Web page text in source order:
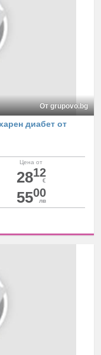
От grupovo.bg
диабет от
Цена от
2812
€
5500
лв